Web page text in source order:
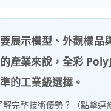
展示模型、外觀樣品
產業來說，全彩
的工業級選擇。
解完整技術優勢？（點擊連